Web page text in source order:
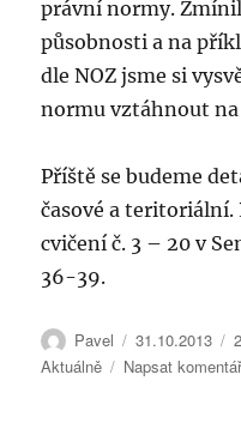
právní normy.
působnosti a na
dle NOZ jsme si
normu vztáhnout
Příště se budeme
časové a
cvičení č. 3 – 20 v
36-39.
Autor:
Pavel Publikováno:
31.10.2013
Aktuálně
Napsat